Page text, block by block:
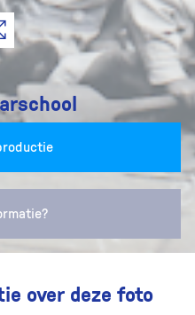
over deze foto